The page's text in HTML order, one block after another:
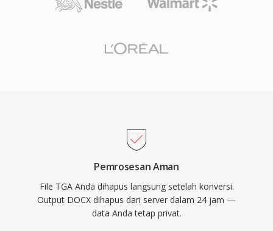
Pemrosesan Aman
File TGA Anda dihapus langsung setelah konversi.
Output DOCX dihapus dari server dalam 24 jam —
data Anda tetap privat.